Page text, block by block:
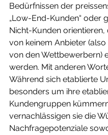
Bedürfnissen der
„Low-End-Kunden“ oder
Nicht-Kunden orientieren,
von keinem Anbieter
von den Wettbewerbern)
werden. Mit anderen
Während sich etablierte
besonders um ihre
Kundengruppen
vernachlässigen sie die
Nachfragepotenziale